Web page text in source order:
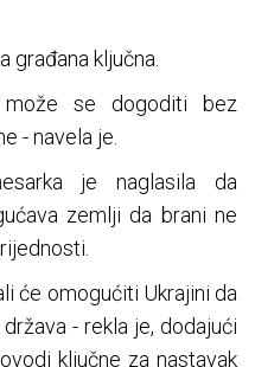
građana ključna.
se dogoditi bez
- navela je.
je naglasila da
zemlji da brani ne
će omogućiti Ukrajini da
- rekla je, dodajući
ključne za nastavak